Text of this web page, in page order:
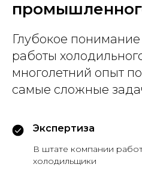
Глубокое
работы
многолетний опыт
самые сложные
Экспертиза
В штате компании
холодильщики